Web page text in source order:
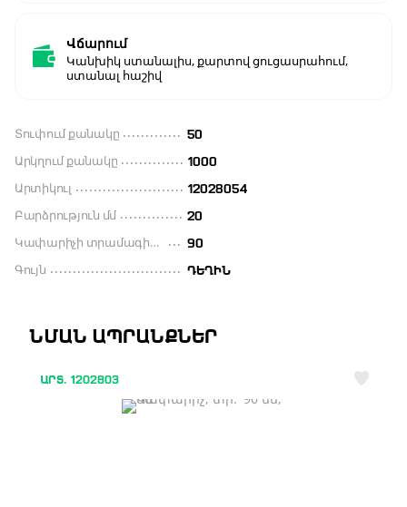
Վճարում
Կանխիկ ստանալիս, քարտով ցուցասրահում,
ստանալ հաշիվ
Տուփում քանակը 50
Արկղում քանակը 1000
Արտիկուլ 12028054
Բարձրություն մմ 20
Կափարիչի տրամագիծը մլ 90
Գույն ԴԵՂԻՆ
ՆՄԱՆ ԱՊՐԱՆՔՆԵՐ
ԱՐՏ. 1202803